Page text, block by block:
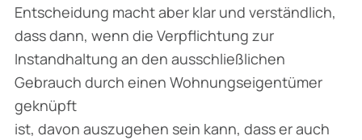
Entscheidung macht aber klar und verständlich,
dass dann, wenn die Verpflichtung zur
Instandhaltung an den ausschließlichen
Gebrauch durch einen Wohnungseigentümer
geknüpft
ist, davon auszugehen sein kann, dass er auch